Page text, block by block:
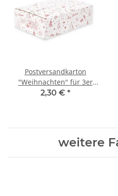
Postversandkarton
"Weihnachten" für 3er
Präsentkartons
2,30 € *
weitere